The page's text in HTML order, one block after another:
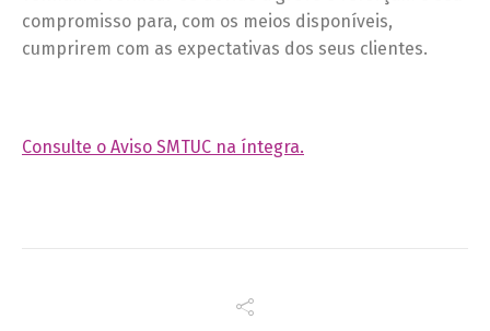
compromisso para, com os meios disponíveis,
cumprirem com as expectativas dos seus clientes.
Consulte o Aviso SMTUC na íntegra.